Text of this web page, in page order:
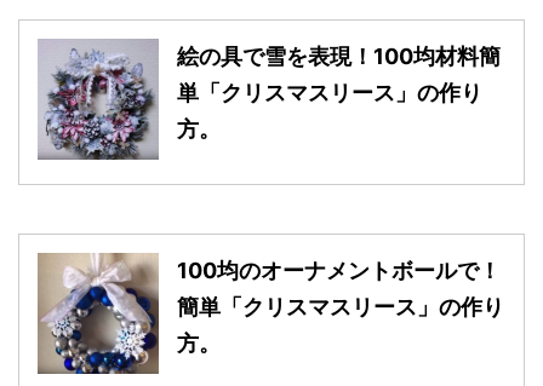
絵の具で雪を表現！100均材料簡
単「クリスマスリース」の作り
方。
100均のオーナメントボールで！
簡単「クリスマスリース」の作り
方。